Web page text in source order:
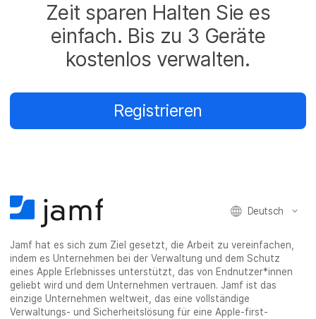
Zeit sparen Halten Sie es
einfach. Bis zu 3 Geräte
kostenlos verwalten.
Registrieren
Deutsch
Jamf hat es sich zum Ziel gesetzt, die Arbeit zu vereinfachen,
indem es Unternehmen bei der Verwaltung und dem Schutz
eines Apple Erlebnisses unterstützt, das von Endnutzer*innen
geliebt wird und dem Unternehmen vertrauen. Jamf ist das
einzige Unternehmen weltweit, das eine vollständige
Verwaltungs- und Sicherheitslösung für eine Apple-first-